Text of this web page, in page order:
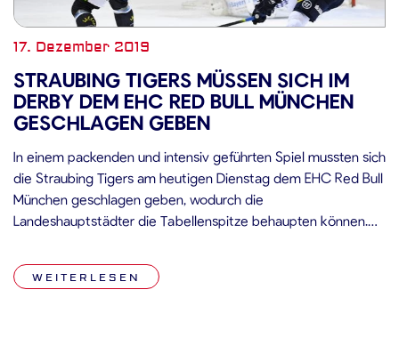
17. Dezember 2019
STRAUBING TIGERS MÜSSEN SICH IM
DERBY DEM EHC RED BULL MÜNCHEN
GESCHLAGEN GEBEN
In einem packenden und intensiv geführten Spiel mussten sich
die Straubing Tigers am heutigen Dienstag dem EHC Red Bull
München geschlagen geben, wodurch die
Landeshauptstädter die Tabellenspitze behaupten können.
Beide Mannschaften schenkten sich nichts, es entwickelte
sich ein ausgeglichener und hochklassiger Schlagabtausch.
WEITERLESEN